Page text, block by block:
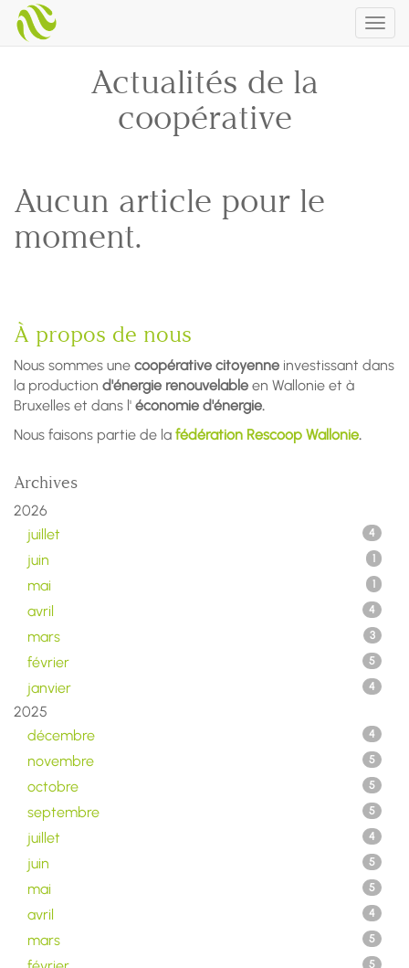
Actualités de la
coopérative
Aucun article pour le
moment.
À propos de nous
Nous sommes une coopérative citoyenne investissant dans
la production d'énergie renouvelable en Wallonie et à
Bruxelles et dans l' économie d'énergie.
Nous faisons partie de la fédération Rescoop Wallonie.
Archives
2026
juillet
4
juin 1
mai 1
avril 4
mars 3
février 5
janvier 4
2025
décembre
4
novembre 5
octobre 5
septembre 5
juillet 4
juin 5
mai 5
avril 4
mars 5
5